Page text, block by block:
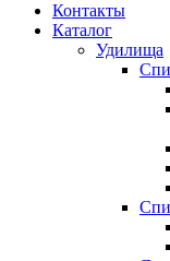
Контакты
Каталог
Удилища